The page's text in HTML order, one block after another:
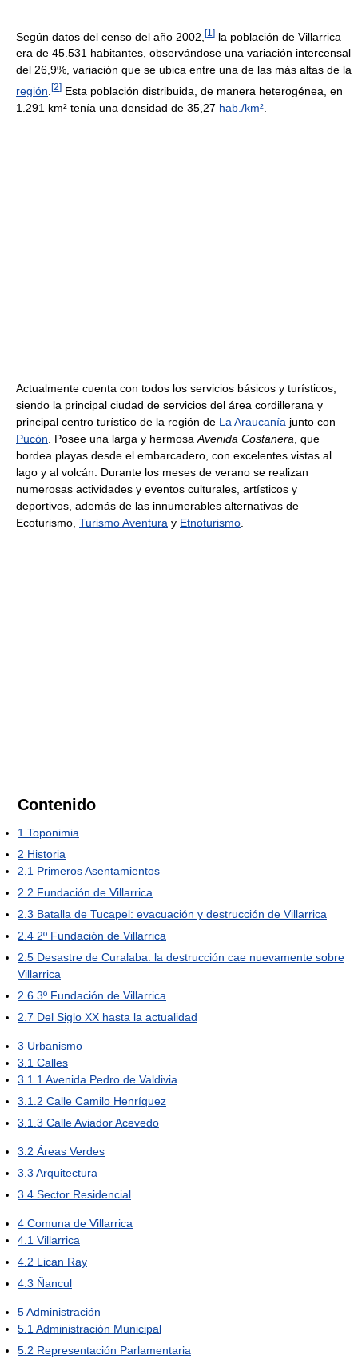
Según datos del censo del año 2002, [1 ] la población de Villarrica
era de 45.531 habitantes, observándose una variación intercensal
del 26,9%, variación que se ubica entre una de las más altas de la
región [2] Esta población distribuida, de manera heterogénea, en
1.291 km² tenía una densidad de 35,27 hab./km²
Actualmente cuenta con todos los servicios básicos y turísticos,
siendo la principal ciudad de servicios del área cordillerana y
principal centro turístico de la región de La Araucanía junto con
Pucón . Posee una larga y hermosa Avenida Costanera , que
bordea playas desde el embarcadero, con excelentes vistas al
lago y al volcán. Durante los meses de verano se realizan
numerosas actividades y eventos culturales, artísticos y
deportivos, además de las innumerables alternativas de
Ecoturismo, Turismo Aventura y Etnoturismo
Contenido
1 Toponimia
2 Historia
2.1 Primeros Asentamientos
2.2 Fundación de Villarrica
2.3 Batalla de Tucapel: evacuación y destrucción de Villarrica
2.4 2º Fundación de Villarrica
2.5 Desastre de Curalaba: la destrucción cae nuevamente sobre
Villarrica
2.6 3º Fundación de Villarrica
2.7 Del Siglo XX hasta la actualidad
3 Urbanismo
3.1 Calles
3.1.1 Avenida Pedro de Valdivia
3.1.2 Calle Camilo Henríquez
3.1.3 Calle Aviador Acevedo
3.2 Áreas Verdes
3.3 Arquitectura
3.4 Sector Residencial
4 Comuna de Villarrica
4.1 Villarrica
4.2 Lican Ray
4.3 Ñancul
5Administración
5.1 Administración Municipal
5.2 Representación Parlamentaria